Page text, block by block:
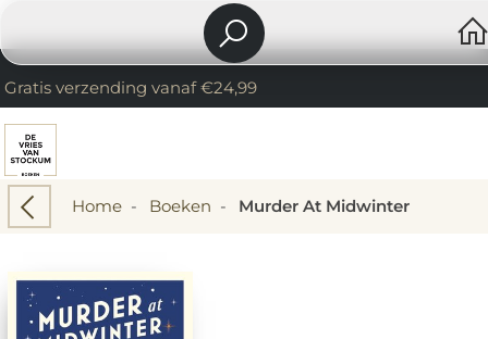
Gratis verzending vanaf €24,99
Home- Boeken - Murder At Midwinter